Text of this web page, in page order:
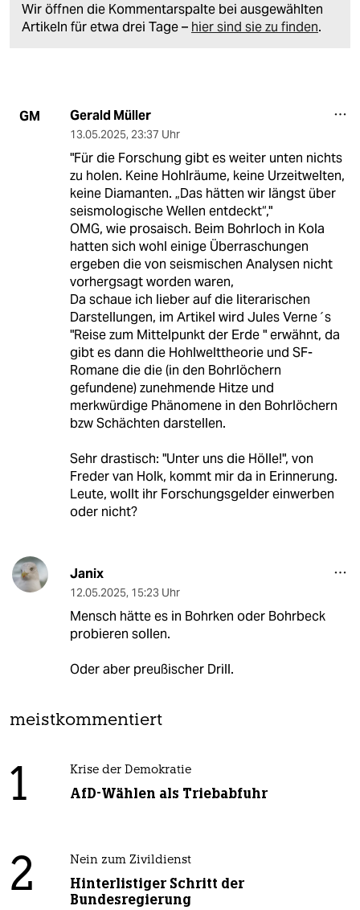
Wir öffnen die Kommentarspalte bei ausgewählten
Artikeln für etwa drei Tage – hier sind sie zu finden.
GM Gerald Müller
13.05.2025, 23:37 Uhr
"Für die Forschung gibt es weiter unten nichts
zu holen. Keine Hohlräume, keine Urzeitwelten,
keine Diamanten. „Das hätten wir längst über
seismologische Wellen entdeckt“,"
OMG, wie prosaisch. Beim Bohrloch in Kola
hatten sich wohl einige Überraschungen
ergeben die von seismischen Analysen nicht
vorhergsagt worden waren,
Da schaue ich lieber auf die literarischen
Darstellungen, im Artikel wird Jules Verne´s
"Reise zum Mittelpunkt der Erde " erwähnt, da
gibt es dann die Hohlwelttheorie und SF-
Romane die die (in den Bohrlöchern
gefundene) zunehmende Hitze und
merkwürdige Phänomene in den Bohrlöchern
bzw Schächten darstellen.
Sehr drastisch: "Unter uns die Hölle!", von
Freder van Holk, kommt mir da in Erinnerung.
Leute, wollt ihr Forschungsgelder einwerben
oder nicht?
Janix
12.05.2025, 15:23 Uhr
Mensch hätte es in Bohrken oder Bohrbeck
probieren sollen.
Oder aber preußischer Drill.
meistkommentiert
1 Krise der Demokratie
AfD-Wählen als Triebabfuhr
2 Nein zum Zivildienst
Hinterlistiger Schritt der
Bundesregierung